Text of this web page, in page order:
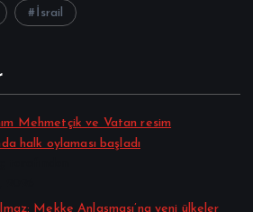
İsrail
Mehmetçik ve Vatan resim
halk oylaması başladı
Mekke Anlaşması’na yeni ülkeler